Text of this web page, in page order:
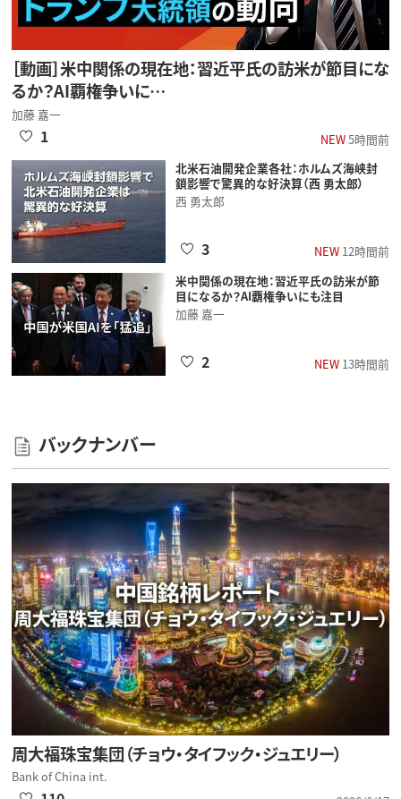
［動画］米中関係の現在地：習近平氏の訪米が節目にな
るか？AI覇権争いに…
加藤 嘉一
NEW5時間前
1
北米石油開発企業各社：ホルムズ海峡封
鎖影響で驚異的な好決算（西 勇太郎）
西 勇太郎
NEW12時間前
3
米中関係の現在地：習近平氏の訪米が節
目になるか？AI覇権争いにも注目
加藤 嘉一
NEW13時間前
2
バックナンバー
周大福珠宝集団（チョウ・タイフック・ジュエリー）
Bank of China int.